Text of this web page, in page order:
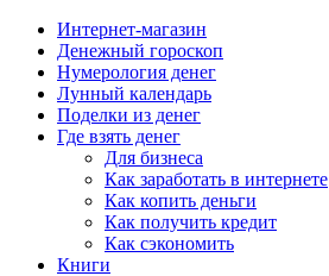
Интернет-магазин
Денежный гороскоп
Нумерология денег
Лунный календарь
Поделки из денег
Где взять денег
Для бизнеса
Как заработать в интернете
Как копить деньги
Как получить кредит
Как сэкономить
Книги